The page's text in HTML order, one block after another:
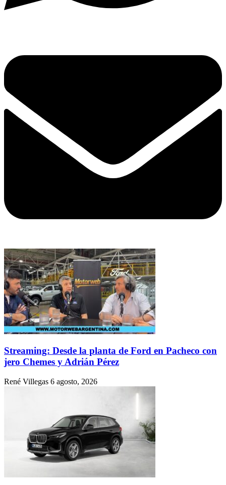
Streaming: Desde la planta de Ford en Pacheco con
jero Chemes y Adrián Pérez
René Villegas 6 agosto, 2026